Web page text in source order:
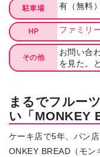
駐車場 有（無料）
HP ファミリ
その他
お問い合
を見た。
まるでフルー
い「MONKEY
ケーキ店で5年、パン
ONKEY BREAD（モン